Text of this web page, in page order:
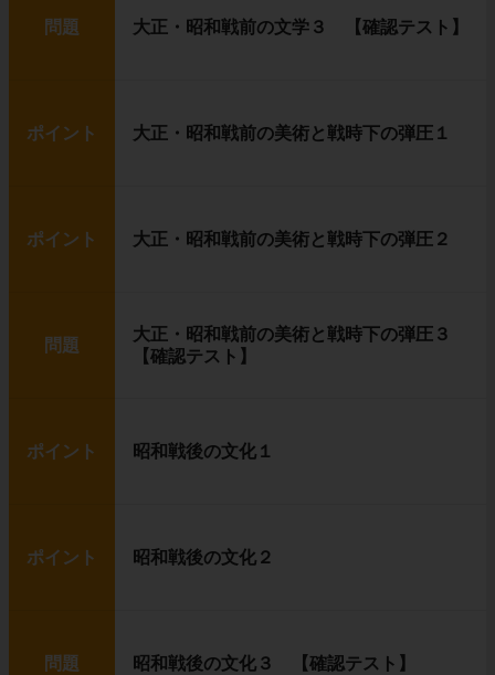
問題 大正・昭和戦前の文学３ 【確認テスト】
ポイント 大正・昭和戦前の美術と戦時下の弾圧１
ポイント 大正・昭和戦前の美術と戦時下の弾圧２
問題
大正・昭和戦前の美術と戦時下の弾圧３
【確認テスト】
ポイント 昭和戦後の文化１
ポイント 昭和戦後の文化２
問題 昭和戦後の文化３ 【確認テスト】